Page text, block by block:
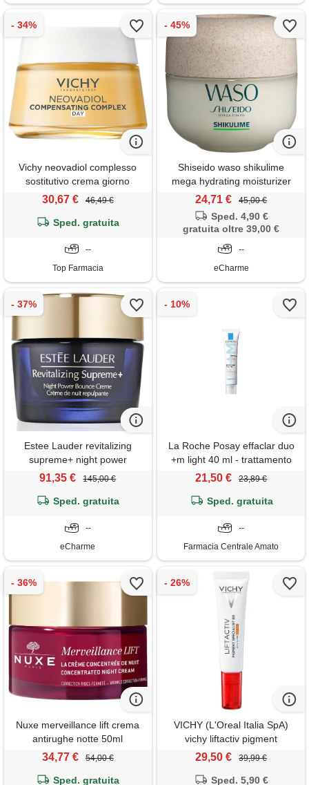
Vichy neovadiol complesso
sostitutivo crema giorno
ridensificante liftante pelle
30,67 € 46,49 €
Sped. gratuita
--
Top Farmacia
Shiseido waso shikulime
mega hydrating moisturizer
50 ml idratante intensivo
24,71 € 45,00 €
Sped. 4,90 €
gratuita oltre 39,00 €
--
eCharme
Estee Lauder revitalizing
supreme+ night power
bounce creme 50 ml
rassodante notte crema ricca
91,35 € 145,00 €
Sped. gratuita
--
eCharme
La Roche Posay effaclar duo
+m light 40 ml - trattamento
anti imperfezioni shade light
21,50 € 23,89 €
Sped. gratuita
--
Farmacia Centrale Amato
Nuxe merveillance lift crema
antirughe notte 50ml
34,77 € 54,00 €
Sped. gratuita
VICHY (L'Oreal Italia SpA)
vichy liftactiv pigment
specialist b3 contorno occhi
29,50 € 39,99 €
Sped. 5,90 €